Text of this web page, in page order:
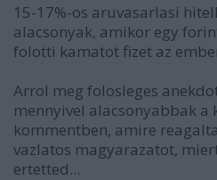
15-17%-os aruvasarlasi
alacsonyak, amikor egy
folotti kamatot fizet az
Arrol meg folosleges
mennyivel alacsonyabbak a
kommentben, amire
vazlatos magyarazatot,
ertetted...